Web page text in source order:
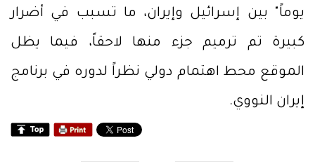
يوماً" بين إسرائيل وإيران، ما تسبب في أضرار
كبيرة تم ترميم جزء منها لاحقاً، فيما يظل
الموقع محط اهتمام دولي نظراً لدوره في برنامج
إيران النووي.